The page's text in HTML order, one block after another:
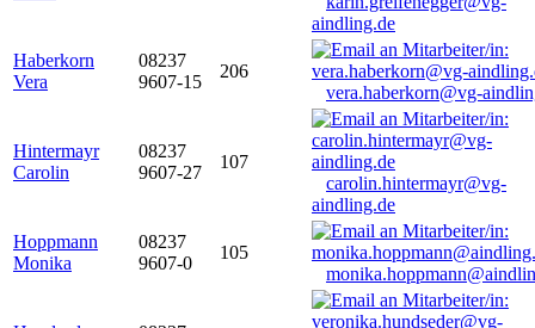
aindling.de
Haberkorn
Vera
08237
9607-15
206
vera.haberkorn@vg-
Hintermayr
Carolin
08237
9607-27
107
carolin.hintermayr@vg-
aindling.de
Hoppmann
Monika
08237
9607-0
105